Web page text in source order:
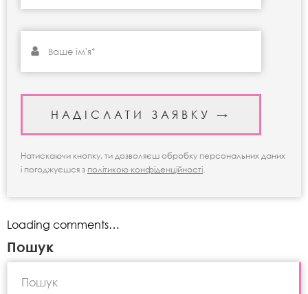
Натискаючи кнопку, ти дозволяєш обробку персональних даних
і погоджуєшся з політикою конфіденційності.
Loading comments…
Пошук